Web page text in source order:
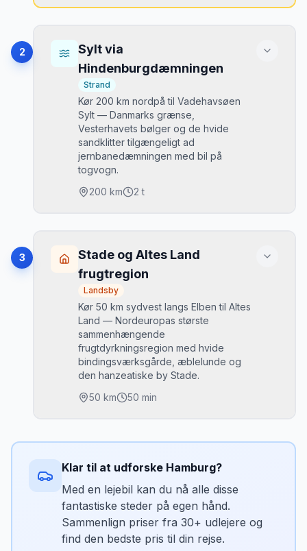
• Holstentor (hansabyen Lübecks ikoniske
port)
Marienkirche og dens berømte dødedans
fabriksbutik
Bedste tidspunkt
Hele året. Juletid er magisk.
Betalt P-plads ved Holstentorplatz. Køretur:
Lübeck centrum er lille og går runden på
3 timer. Kør ind ad B75 og parkér ved
Holstentorplatz. Niederegger på Breite
Straße er et obligatorisk stop —
smagstest gratis.
2
Sylt via
Hindenburgdæmningen
Strand
Kør 200 km nordpå til Vadehavsøen
Sylt — Danmarks grænse,
Vesterhavets bølger og de hvide
sandklitter tilgængeligt ad
jernbanedæmningen med bil på
togvogn.
200 km 2 t
•
List Havn og Ellenbogen-halvøen
(Danmarks sydspids er synlig)
Kampen klitlandsby med lynghede
Westerland stranden og Vadehavets
tilbagetrukne rev
Bedste tidspunkt
Maj–juni og september — juli-august er
overbefolket og dyrt.
Parkering
sæsonen.
Bil køres på Syltshuttlen (toget) fra Niebüll
— book billetter online. Køretøjer køres
på åben toggods. Fra Niebüll til
Westerland er det 30 min.
3
Stade og Altes Land
frugtregion
Landsby
Kør 50 km sydvest langs Elben til Altes
Land — Nordeuropas største
sammenhængende
frugtdyrkningsregion med hvide
bindingsværksgårde, æblelunde og
den hanzeatiske by Stade.
50 km 50 min
spektakulær)
•Stade gamlebyen med Schwedenspeicher-
museum
• Obststraßen (frugtvejen) langs Elben
Klar til at udforske Hamburg?
Med en lejebil kan du nå alle disse
fantastiske steder på egen hånd.
Sammenlign priser fra 30+ udlejere og
find den bedste pris til din rejse.